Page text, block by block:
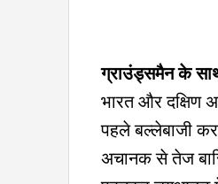
ग्राउंड्समैन के
भारत और दक्षिण
पहले बल्लेबाजी
अचानक से तेज